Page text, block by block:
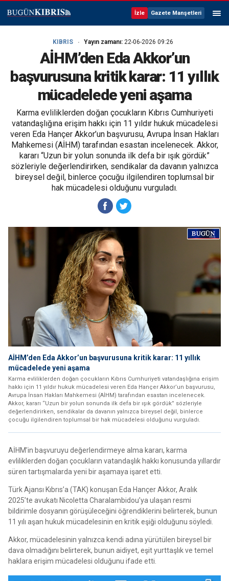
İzle Gazete Manşetleri
KIBRIS Yayın zamanı: 22-06-2026 09:26
AİHM’den Eda Akkor’un
başvurusuna kritik karar: 11 yıllık
mücadelede yeni aşama
Karma evliliklerden doğan çocukların Kıbrıs Cumhuriyeti
vatandaşlığına erişim hakkı için 11 yıldır hukuk mücadelesi
veren Eda Hançer Akkor’un başvurusu, Avrupa İnsan Hakları
Mahkemesi (AİHM) tarafından esastan incelenecek. Akkor,
kararı “Uzun bir yolun sonunda ilk defa bir ışık gördük”
sözleriyle değerlendirirken, sendikalar da davanın yalnızca
bireysel değil, binlerce çocuğu ilgilendiren toplumsal bir
hak mücadelesi olduğunu vurguladı.
AİHM’den Eda Akkor’un başvurusuna kritik karar: 11 yıllık
mücadelede yeni aşama
Karma evliliklerden doğan çocukların Kıbrıs Cumhuriyeti vatandaşlığına erişim
hakkı için 11 yıldır hukuk mücadelesi veren Eda Hançer Akkor’un başvurusu,
Avrupa İnsan Hakları Mahkemesi (AİHM) tarafından esastan incelenecek.
Akkor, kararı “Uzun bir yolun sonunda ilk defa bir ışık gördük” sözleriyle
değerlendirirken, sendikalar da davanın yalnızca bireysel değil, binlerce
çocuğu ilgilendiren toplumsal bir hak mücadelesi olduğunu vurguladı.
AİHM’in başvuruyu değerlendirmeye alma kararı, karma
evliliklerden doğan çocukların vatandaşlık hakkı konusunda yıllardır
süren tartışmalarda yeni bir aşamaya işaret etti.
Türk Ajansı Kıbrıs’a (TAK) konuşan Eda Hançer Akkor, Aralık
2025’te avukatı Nicoletta Charalambidou’ya ulaşan resmi
bildirimle dosyanın görüşüleceğini öğrendiklerini belirterek, bunun
11 yılı aşan hukuk mücadelesinin en kritik eşiği olduğunu söyledi.
Akkor, mücadelesinin yalnızca kendi adına yürütülen bireysel bir
dava olmadığını belirterek, bunun aidiyet, eşit yurttaşlık ve temel
haklara erişim mücadelesi olduğunu ifade etti.